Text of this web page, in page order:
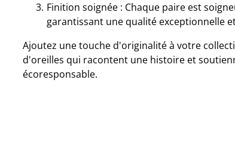
Finition soignée : Chaque paire est
garantissant une qualité exceptionnelle
Ajoutez une touche d'originalité à votre
d'oreilles qui racontent une histoire et
écoresponsable.